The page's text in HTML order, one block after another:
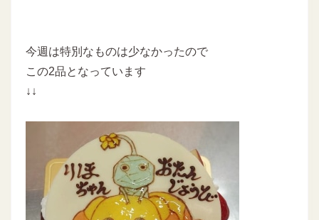
今週は特別なものは少なかったので
この2品となっています
↓↓